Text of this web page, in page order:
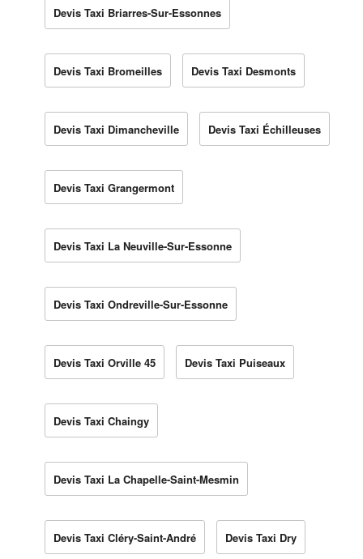
Devis Taxi Briarres-Sur-Essonnes
Devis Taxi Bromeilles Devis Taxi Desmonts
Devis Taxi Dimancheville Devis Taxi Échilleuses
Devis Taxi Grangermont
Devis Taxi La Neuville-Sur-Essonne
Devis Taxi Ondreville-Sur-Essonne
Devis Taxi Orville 45 Devis Taxi Puiseaux
Devis Taxi Chaingy
Devis Taxi La Chapelle-Saint-Mesmin
Devis Taxi Cléry-Saint-André Devis Taxi Dry